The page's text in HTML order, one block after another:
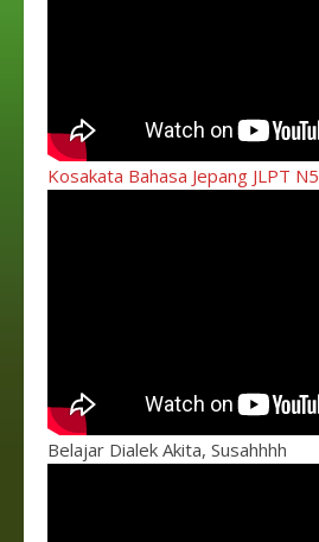
Kosakata Bahasa Jepang JLPT N5
Belajar Dialek Akita, Susahhhh